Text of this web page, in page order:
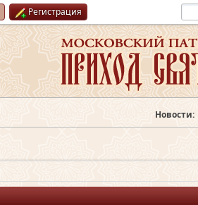
Регистрация
Новости: